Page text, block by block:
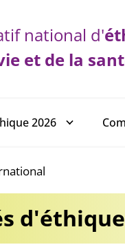
national d'
et de la
2026